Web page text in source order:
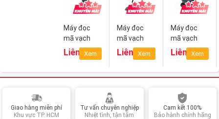
Máy đọc
mã vạch
Zebra
LS2208
Liên hệ
Xem
Máy đọc
mã vạch
Zebra
DS4308-
Liên hệ
Xem
Máy đọc
mã vạch
Zebra
DS9208
Liên hệ
Xem
Giao hàng miễn phí
Khu vực TP. HCM
Tư vấn chuyên nghiệp
Nhiệt tình, tận tâm
Cam kết 100%
Bảo hành chính hãng